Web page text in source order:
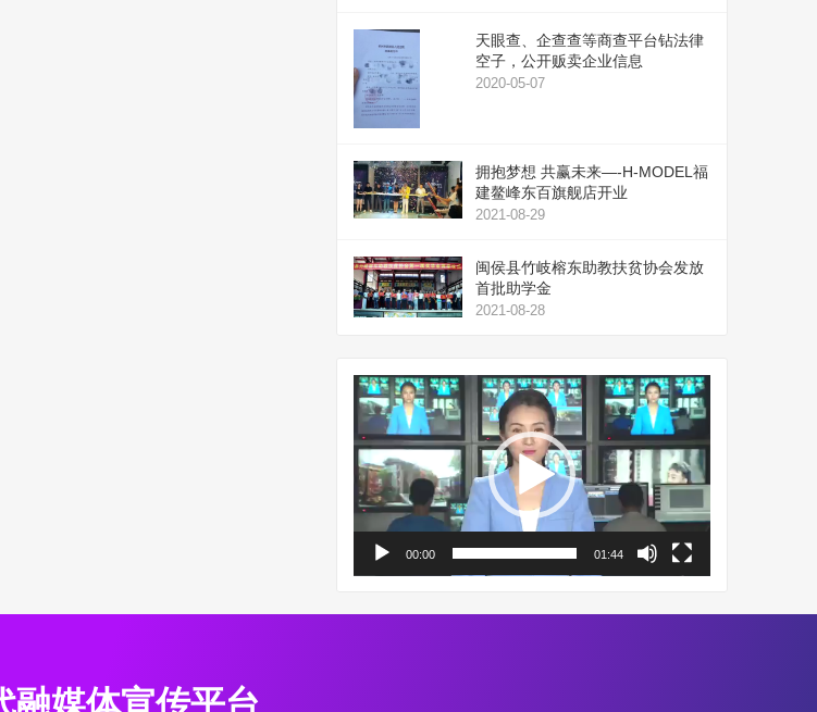
量。
天眼查、企查查等商查平台钻法律
空子，公开贩卖企业信息
2020-05-07
拥抱梦想 共赢未来—-H-MODEL福
建鳌峰东百旗舰店开业
2021-08-29
闽侯县竹岐榕东助教扶贫协会发放
首批助学金
2021-08-28
视
频
播
放
器
00:00 01:44
融媒体宣传平台